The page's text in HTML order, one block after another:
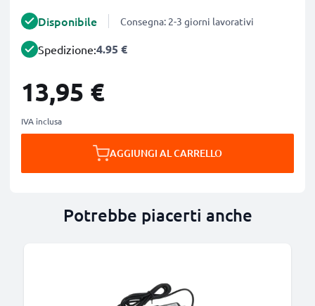
Disponibile Consegna: 2-3 giorni lavorativi
Spedizione:4.95 €
13,95 €
IVA inclusa
AGGIUNGI AL CARRELLO
Potrebbe piacerti anche